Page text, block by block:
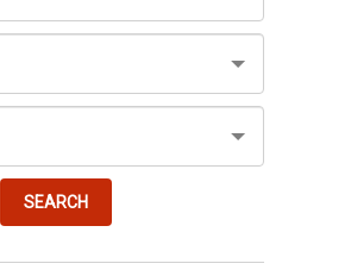
SEARCH